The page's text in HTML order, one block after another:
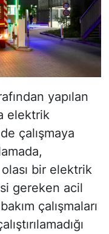
yapılan
elektrik
çalışmaya
bir elektrik
gereken acil
çalışmaları